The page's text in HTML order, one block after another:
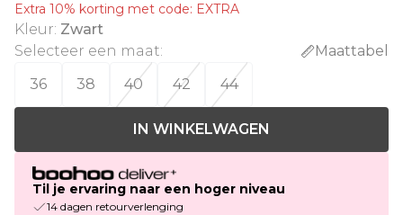
Extra 10% korting met code: EXTRA
Kleur: Zwart
Selecteer een maat:
Maattabel
36
38 40 42 44
IN WINKELWAGEN
Til je ervaring naar een hoger niveau
14 dagen retourverlenging